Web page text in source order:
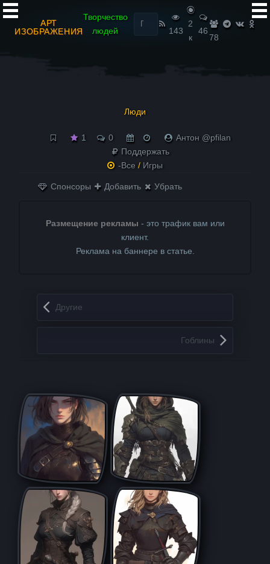
АРТ
ИЗОБРАЖЕНИЯ
Творчество
людей
Найти:
143
2
к
46
78
Люди
1 0
Антон @pfilan
Поддержать
-Все / Игры
Спонсоры Добавить Убрать
Размещение рекламы - это трафик вам или
клиент.
Реклама на баннере в статье.
Запись навигация
Другие
Гоблины